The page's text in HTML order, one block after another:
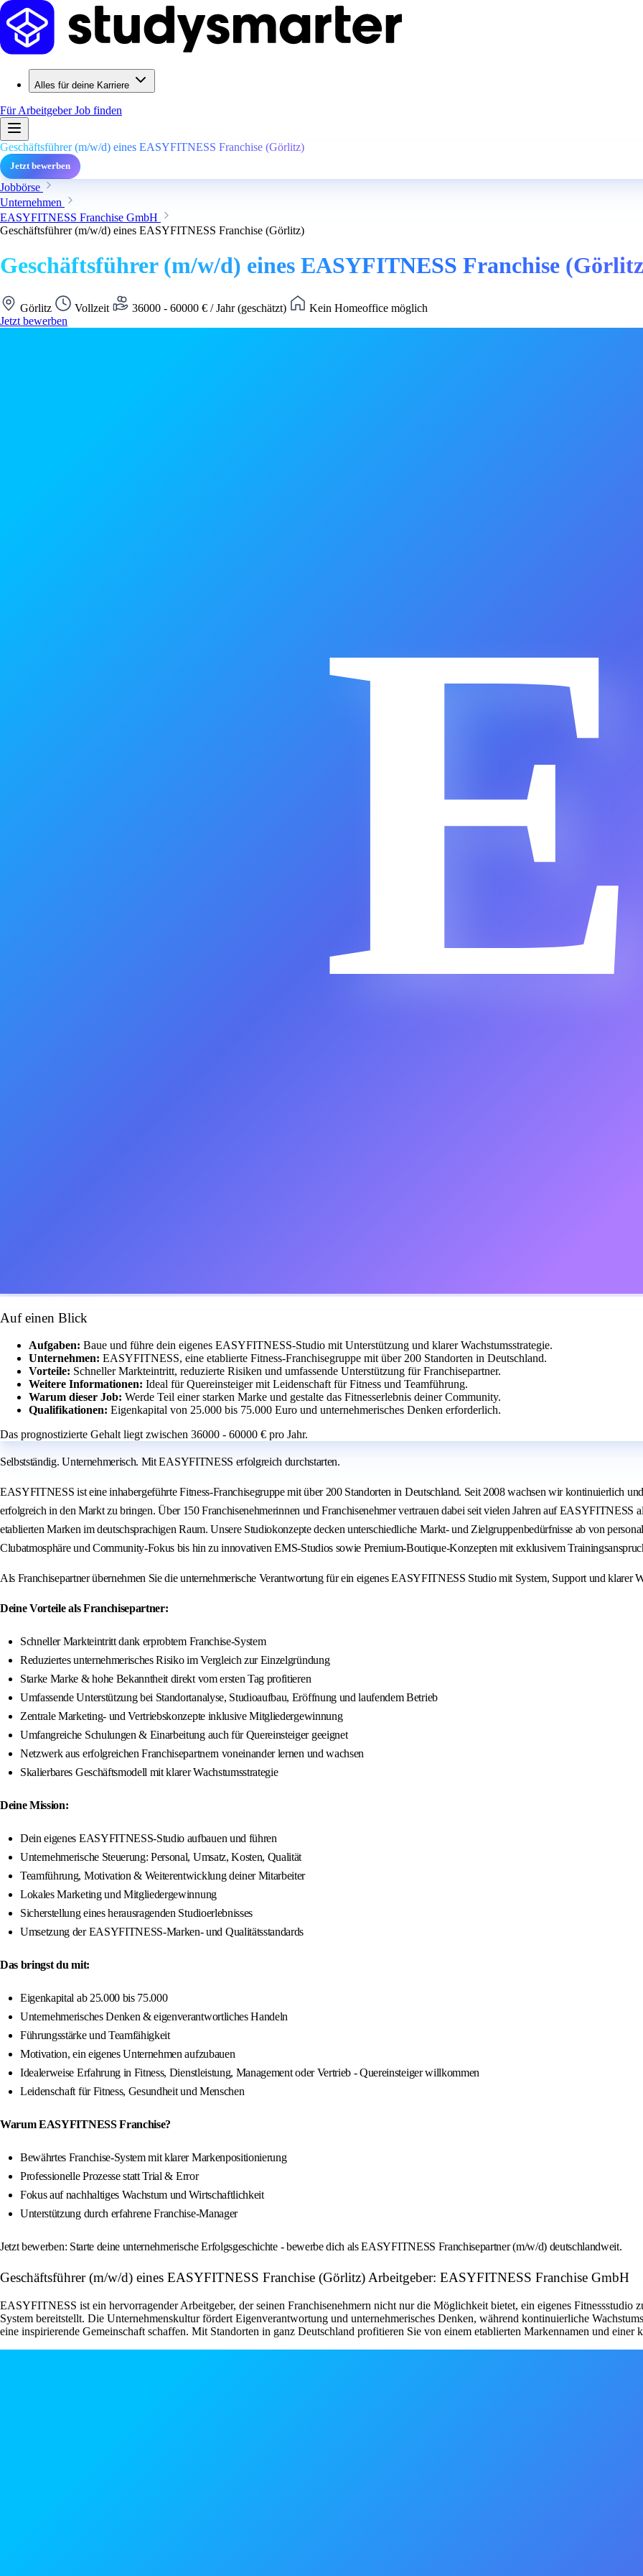
Alles für deine Karriere
Für ArbeitgeberJob finden
Geschäftsführer (m/w/d) eines EASYFITNESS Franchise (Görlitz)
Jetzt bewerben
Jobbörse
Unternehmen
EASYFITNESS Franchise GmbH
Geschäftsführer (m/w/d) eines EASYFITNESS Franchise (Görlitz)
Geschäftsführer (m/w/d) eines EASYFITNESS Franchise
Görlitz Vollzeit 36000 - 60000 € / Jahr (geschätzt)
Kein Homeoffice möglich
Jetzt bewerben
E
Auf einen Blick
Aufgaben: Baue und führe dein eigenes EASYFITNESS-Studio mit Unterstützung und klarer Wachstumsstrategie.
Unternehmen: EASYFITNESS, eine etablierte Fitness-Franchisegruppe mit über 200 Standorten in Deutschland.
Vorteile: Schneller Markteintritt, reduzierte Risiken und umfassende Unterstützung für Franchisepartner.
Weitere Informationen: Ideal für Quereinsteiger mit Leidenschaft für Fitness und Teamführung.
Warum dieser Job: Werde Teil einer starken Marke und gestalte das Fitnesserlebnis deiner Community.
Qualifikationen: Eigenkapital von 25.000 bis 75.000 Euro und unternehmerisches Denken erforderlich.
Das prognostizierte Gehalt liegt zwischen 36000 - 60000 € pro Jahr.
Selbstständig. Unternehmerisch. Mit EASYFITNESS erfolgreich durchstarten.
EASYFITNESS ist eine inhabergeführte Fitness-Franchisegruppe mit über 200 Standorten in Deutschland. Seit 2008 wachsen wir kontinuierlich
erfolgreich in den Markt zu bringen. Über 150 Franchisenehmerinnen und Franchisenehmer vertrauen dabei seit vielen Jahren auf EASYFITNESS
etablierten Marken im deutschsprachigen Raum. Unsere Studiokonzepte decken unterschiedliche Markt- und Zielgruppenbedürfnisse ab von
Clubatmosphäre und Community-Fokus bis hin zu innovativen EMS-Studios sowie Premium-Boutique-Konzepten mit exklusivem
Als Franchisepartner übernehmen Sie die unternehmerische Verantwortung für ein eigenes EASYFITNESS Studio mit System, Support und klarer
Deine Vorteile als Franchisepartner:
Schneller Markteintritt dank erprobtem Franchise-System
Reduziertes unternehmerisches Risiko im Vergleich zur Einzelgründung
Starke Marke & hohe Bekanntheit direkt vom ersten Tag profitieren
Umfassende Unterstützung bei Standortanalyse, Studioaufbau, Eröffnung und laufendem Betrieb
Zentrale Marketing- und Vertriebskonzepte inklusive Mitgliedergewinnung
Umfangreiche Schulungen & Einarbeitung auch für Quereinsteiger geeignet
Netzwerk aus erfolgreichen Franchisepartnern voneinander lernen und wachsen
Skalierbares Geschäftsmodell mit klarer Wachstumsstrategie
Deine Mission:
Dein eigenes EASYFITNESS-Studio aufbauen und führen
Unternehmerische Steuerung: Personal, Umsatz, Kosten, Qualität
Teamführung, Motivation & Weiterentwicklung deiner Mitarbeiter
Lokales Marketing und Mitgliedergewinnung
Sicherstellung eines herausragenden Studioerlebnisses
Umsetzung der EASYFITNESS-Marken- und Qualitätsstandards
Das bringst du mit:
Eigenkapital ab 25.000 bis 75.000
Unternehmerisches Denken & eigenverantwortliches Handeln
Führungsstärke und Teamfähigkeit
Motivation, ein eigenes Unternehmen aufzubauen
Idealerweise Erfahrung in Fitness, Dienstleistung, Management oder Vertrieb - Quereinsteiger willkommen
Leidenschaft für Fitness, Gesundheit und Menschen
Warum EASYFITNESS Franchise?
Bewährtes Franchise-System mit klarer Markenpositionierung
Professionelle Prozesse statt Trial & Error
Fokus auf nachhaltiges Wachstum und Wirtschaftlichkeit
Unterstützung durch erfahrene Franchise-Manager
Jetzt bewerben: Starte deine unternehmerische Erfolgsgeschichte - bewerbe dich als EASYFITNESS Franchisepartner (m/w/d) deutschlandweit.
Geschäftsführer (m/w/d) eines EASYFITNESS Franchise (Görlitz) Arbeitgeber: EASYFITNESS Franchise GmbH
EASYFITNESS ist ein hervorragender Arbeitgeber, der seinen Franchisenehmern nicht nur die Möglichkeit bietet, ein eigenes Fitnessstudio
System bereitstellt. Die Unternehmenskultur fördert Eigenverantwortung und unternehmerisches Denken, während kontinuierliche
eine inspirierende Gemeinschaft schaffen. Mit Standorten in ganz Deutschland profitieren Sie von einem etablierten Markennamen und